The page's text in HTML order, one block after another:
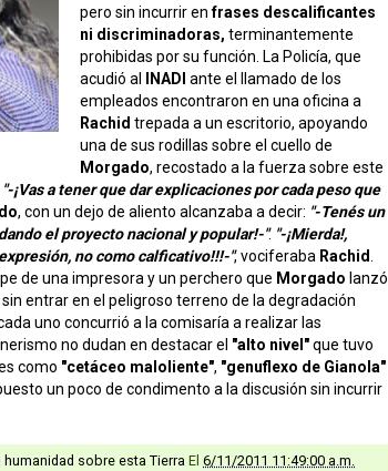
pero sin incurrir enfrases descalificantes
ni discriminadoras, terminantemente
prohibidas por su función. La Policía, que
acudió al
INADI ante el llamado de los
empleados encontraron en una oficina a
Rachid trepada a un escritorio, apoyando
una de sus rodillas sobre el cuello de
Morgado, recostado a la fuerza sobre este
"-¡Vas a tener que dar explicaciones por cada peso que
, con un dejo de aliento alcanzaba a decir: "-Tenés un
el proyecto nacional y popular!-". "-¡Mierda!,
no como calficativo!!!-", vociferaba Rachid
de una impresora y un perchero que Morgado lanzó
entrar en el peligroso terreno de la degradación
uno concurrió a la comisaría a realizar las
no dudan en destacar el "alto nivel"que tuvo
como "cetáceo maloliente", "genuflexo de Gianola"
un poco de condimento a la discusión sin incurrir
sobre esta Tierra El 6/11/2011 11:49:00 a.m.